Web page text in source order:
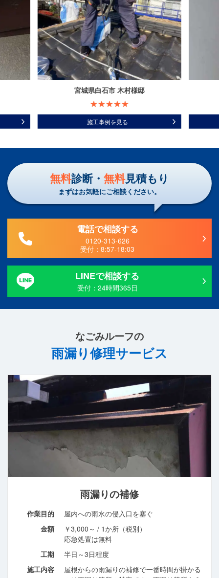
宮城県白石市 木村様邸
施工事例を見る
無料診断・ 無料見積もり
まずはお気軽にご相談ください。
電話で相談する
0120-313-626
受付：8:57-18:03
LINEで相談する
受付：24時間365日
なごみルーフの
雨漏り修理サービス
雨漏りの補修
作業目的
屋内への雨水の侵入口を塞ぐ
金額
￥3,000～ / 1か所（税別）
応急処置は無料
工期
半日～3日程度
施工内容
屋根からの雨漏りの補修で一番時間が掛かる